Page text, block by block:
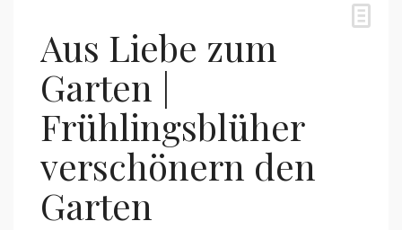
Aus Liebe zum
Garten |
Frühlingsblüher
verschönern den
Garten